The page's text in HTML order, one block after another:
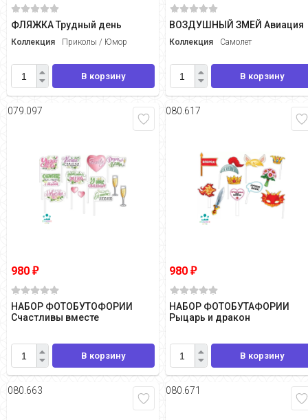
ФЛЯЖКА Трудный день
Коллекция Приколы / Юмор
В корзину
ВОЗДУШНЫЙ ЗМЕЙ Авиация
Коллекция Самолет
В корзину
079.097
980 ₽
НАБОР ФОТОБУТОФОРИИ
Счастливы вместе
В корзину
080.617
980₽
НАБОР ФОТОБУТАФОРИИ
Рыцарь и дракон
В корзину
080.663 080.671